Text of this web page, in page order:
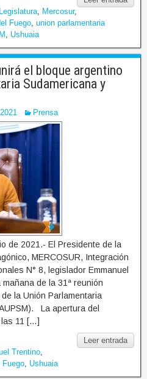
Legislatura Mercosur,
Fuego union parlamentaria
Ushuaia
el bloque argentino
Sudamericana y
Prensa
de 2021.- El Presidente de la
MERCOSUR, Integración
N° 8, legislador Emmanuel
de la 31ª reunión
la Unión Parlamentaria
La apertura del
11 […]
Leer entrada
Trentino
Fuego Ushuaia